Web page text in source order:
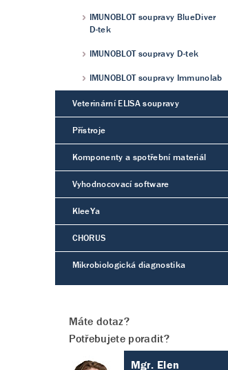
IMUNOBLOT soupravy BlueDiver
D-tek
IMUNOBLOT soupravy D-tek
IMUNOBLOT soupravy Immunolab
Veterinární ELISA soupravy
Přístroje
Komponenty a spotřební materiál
Vyhodnocovací software
KleeYa
CHORUS
Mikrobiologická diagnostika
Máte dotaz?
Potřebujete poradit?
Mgr. Elen